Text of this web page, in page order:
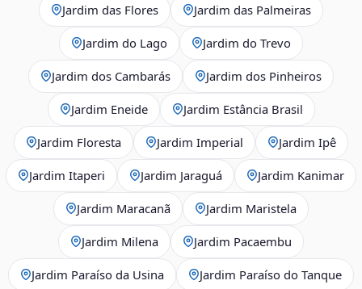
Jardim das Flores Jardim das Palmeiras
Jardim do Lago Jardim do Trevo
Jardim dos Cambarás Jardim dos Pinheiros
Jardim Eneide Jardim Estância Brasil
Jardim Floresta Jardim Imperial Jardim Ipê
Jardim Itaperi Jardim Jaraguá Jardim Kanimar
Jardim Maracanã Jardim Maristela
Jardim Milena Jardim Pacaembu
Jardim Paraíso da Usina Jardim Paraíso do Tanque